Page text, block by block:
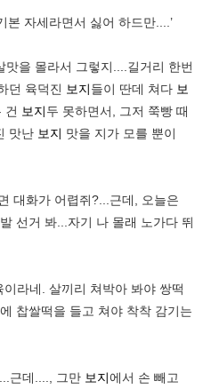
본 자세라면서 싫어 하드만....’
맛을 몰라서 그렇지....길거리 한번
던 육덕진 보지들이 딴데 쳐다 보
건 보지두 못하면서, 그저 쭉빵 때
맛난 보지 맛을 지가 모를 뿐이
대화가 어렵쥐?...근데, 오늘은
선거 봐...자기 나 몰래 노가다 뛰
라네. 살끼리 쳐박아 봐야 쌍떡
찹쌀떡을 들고 쳐야 착착 감기는
근데...., 그만 보지에서 손 빼고